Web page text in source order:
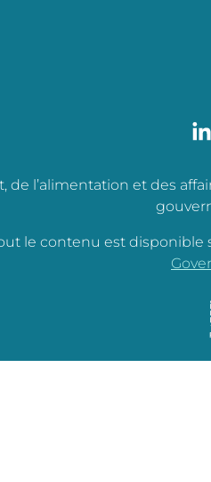
l’alimentation et des
le contenu est disponible